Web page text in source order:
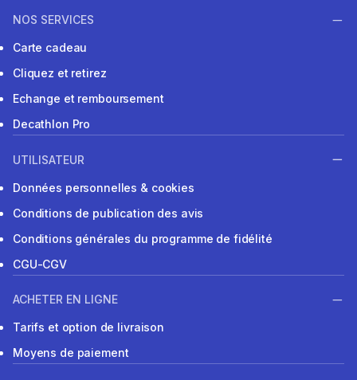
NOS SERVICES
Carte cadeau
Cliquez et retirez
Echange et remboursement
Decathlon Pro
UTILISATEUR
Données personnelles & cookies
Conditions de publication des avis
Conditions générales du programme de fidélité
CGU-CGV
ACHETER EN LIGNE
Tarifs et option de livraison
Moyens de paiement